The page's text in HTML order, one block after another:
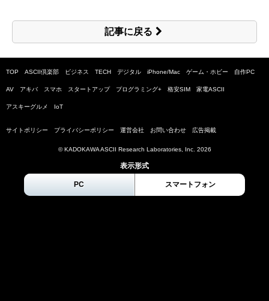
記事に戻る
TOP ASCII倶楽部 ビジネス TECH デジタル iPhone/Mac ゲーム・ホビー 自作PC
AV アキバ スマホ スタートアップ プログラミング+ 格安SIM 家電ASCII
アスキーグルメ IoT
サイトポリシー プライバシーポリシー 運営会社 お問い合わせ 広告掲載
© KADOKAWA ASCII Research Laboratories, Inc. 2026
表示形式
PC スマートフォン